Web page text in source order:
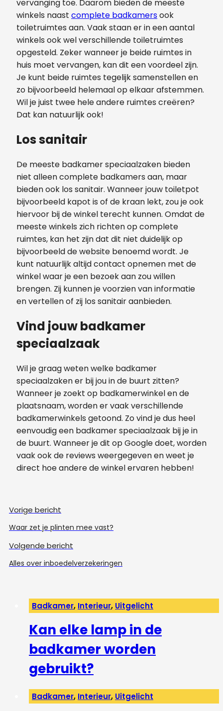
vervanging toe. Daarom bieden de meeste
winkels naast complete badkamersook
toiletruimtes aan. Vaak staan er in een aantal
winkels ook wel verschillende toiletruimtes
opgesteld. Zeker wanneer je beide ruimtes in
huis moet vervangen, kan dit een voordeel zijn.
Je kunt beide ruimtes tegelijk samenstellen en
zo bijvoorbeeld helemaal op elkaar afstemmen.
Wil je juist twee hele andere ruimtes creëren?
Dat kan natuurlijk ook!
Los sanitair
De meeste badkamer speciaalzaken bieden
niet alleen complete badkamers aan, maar
bieden ook los sanitair. Wanneer jouw toiletpot
bijvoorbeeld kapot is of de kraan lekt, zou je ook
hiervoor bij de winkel terecht kunnen. Omdat de
meeste winkels zich richten op complete
ruimtes, kan het zijn dat dit niet duidelijk op
bijvoorbeeld de website benoemd wordt. Je
kunt natuurlijk altijd contact opnemen met de
winkel waar je een bezoek aan zou willen
brengen. Zij kunnen je voorzien van informatie
en vertellen of zij los sanitair aanbieden.
Vind jouw badkamer
speciaalzaak
Wil je graag weten welke badkamer
speciaalzaken er bij jou in de buurt zitten?
Wanneer je zoekt op badkamerwinkel en de
plaatsnaam, worden er vaak verschillende
badkamerwinkels getoond. Zo vind je dus heel
eenvoudig een badkamer speciaalzaak bij je in
de buurt. Wanneer je dit op Google doet, worden
vaak ook de reviews weergegeven en weet je
direct hoe andere de winkel ervaren hebben!
Vorige bericht
Waar zet je plinten mee vast?
Volgende bericht
Alles over inboedelverzekeringen
Badkamer, Interieur, Uitgelicht
Kan elke lamp in de
badkamer worden
gebruikt?
Badkamer, Interieur, Uitgelicht